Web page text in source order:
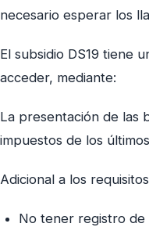
necesario esperar los
El subsidio DS19 tiene
acceder, mediante:
La presentación de las
impuestos de los
Adicional a los
No tener registro